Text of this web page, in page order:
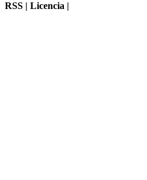
RSS | Licencia |